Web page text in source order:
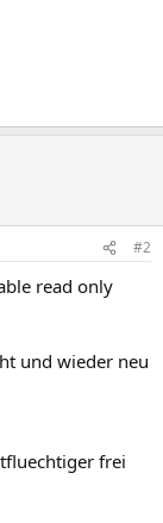
#2
read only
und wieder neu
frei